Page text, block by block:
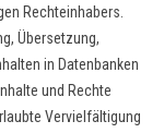
Rechteinhabers.
Übersetzung,
in Datenbanken
und Rechte
Vervielfältigung